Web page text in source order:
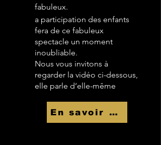
fabuleux.
a participation des enfants
fera de ce fabuleux
spectacle un moment
inoubliable.
Nous vous invitons à
regarder la vidéo ci-dessous,
elle parle d’elle-même
En savoir Plus